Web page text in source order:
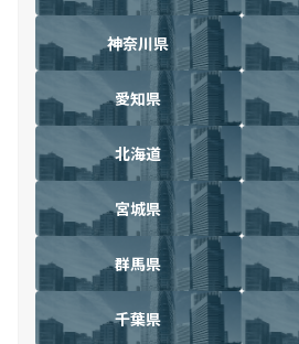
神奈川県
愛知県
北海道
宮城県
群馬県
千葉県